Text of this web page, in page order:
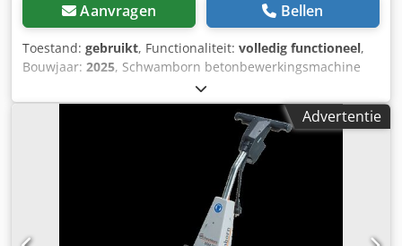
Aanvragen Bellen
Toestand: gebruikt, Functionaliteit: volledig functioneel,
Bouwjaar: 2025, Schwamborn betonbewerkingsmachine
STR 702 S -1200, bouwjaar 2025 Gebruikt afkomstig uit de
professionele verhuurvloot van Kurt König Baumaschinen
GmbH, Einbeck. Crjdpfsy A E I Eex Acbjf Staat &
opmerkingen: - Staat: Gebruikt uit verhuur, regelmatig
onderhouden - Functie: Volledig functioneel - Productfoto's
volgen – neem gerust contact met ons op voor actuele
foto's - Bezichtiging mogelijk op afspraak in 37574 Einbeck
Prijs: 3.950 EUR excl. btw | EXW Einbeck | Levering op
aanvraag
Advertentie